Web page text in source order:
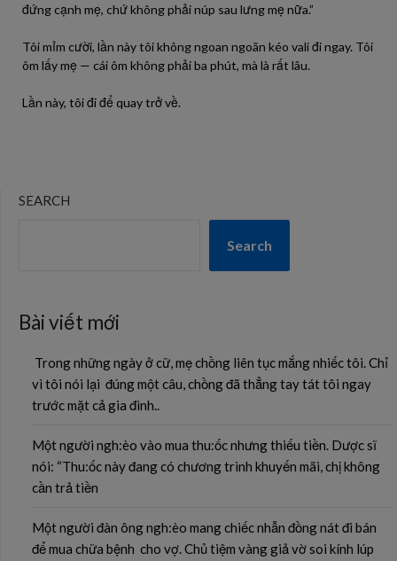
đứng cạnh mẹ, chứ không phải núp sau lưng mẹ nữa.”
Tôi mỉm cười, lần này tôi không ngoan ngoãn kéo vali đi ngay. Tôi
ôm lấy mẹ — cái ôm không phải ba phút, mà là rất lâu.
Lần này, tôi đi để quay trở về.
SEARCH
Search
Bài viết mới
Trong những ngày ở cữ, mẹ chồng liên tục mắng nhiếc tôi. Chỉ
vì tôi nói lại đúng một câu, chồng đã thẳng tay tát tôi ngay
trước mặt cả gia đình..
Một người ngh:èo vào mua thu:ốc nhưng thiếu tiền. Dược sĩ
nói: “Thu:ốc này đang có chương trình khuyến mãi, chị không
cần trả tiền
Một người đàn ông ngh:èo mang chiếc nhẫn đồng nát đi bán
để mua chữa bệnh cho vợ. Chủ tiệm vàng giả vờ soi kính lúp